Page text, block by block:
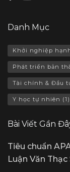
Danh Mục
Khởi nghiệp
Phát triển bản
Tài chính & Đầu
Y học tự nhiên (1)
Bài Viết Gần
Tiêu chuẩn
Luận Văn Thạc